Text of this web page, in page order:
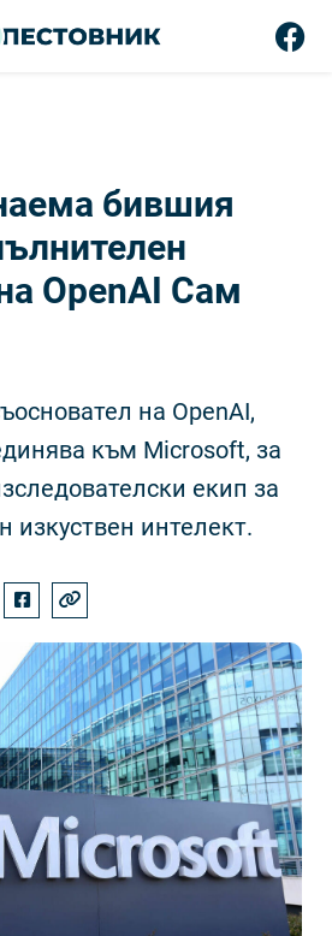
бившия
OpenAI Сам
на OpenAI,
към Microsoft, за
екип за
изкуствен интелект.